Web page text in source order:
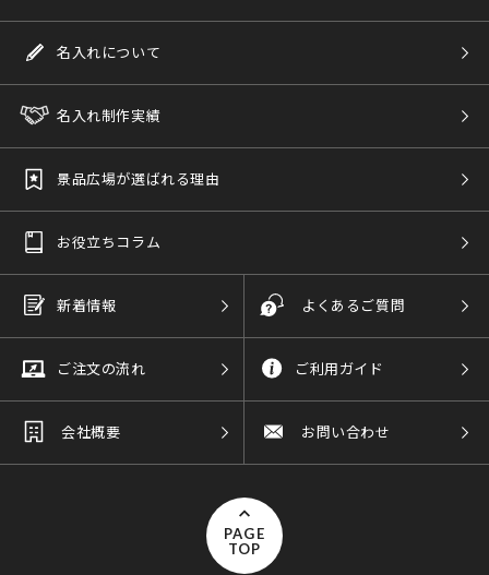
名入れについて
名入れ制作実績
景品広場が選ばれる理由
お役立ちコラム
新着情報 よくあるご質問
ご注文の流れ ご利用ガイド
会社概要 お問い合わせ
PAGE
TOP